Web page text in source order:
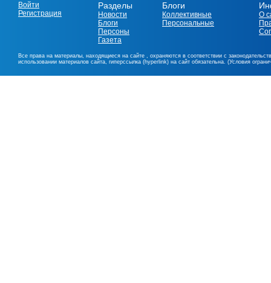
Войти
Регистрация
Разделы
Новости
Блоги
Персоны
Газета
Блоги
Коллективные
Персональные
О
Все права на материалы, находящиеся на сайте , охраняются в соответствии с
использовании материалов сайта, гиперссылка (hyperlink) на сайт обязательна. (Условия